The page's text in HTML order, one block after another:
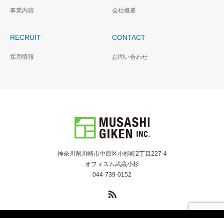
事業内容 会社概要
RECRUIT
採用情報
CONTACT
お問い合わせ
神奈川県川崎市中原区小杉町2丁目227-4
オフィスム武蔵小杉
044-739-0152